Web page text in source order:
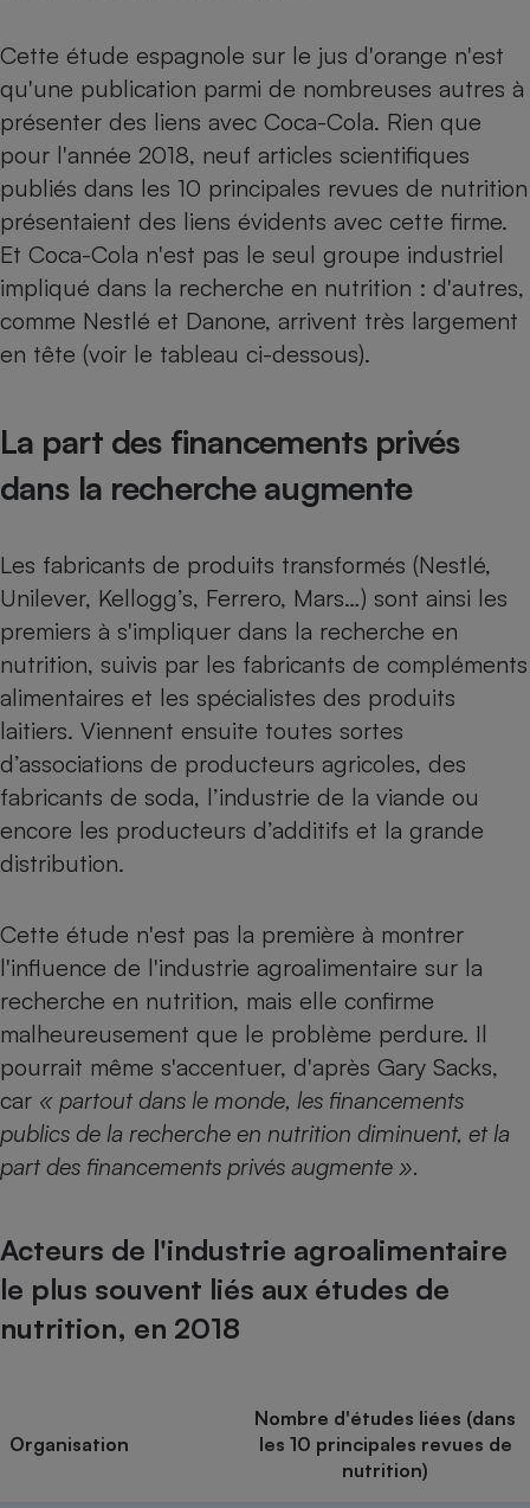
Cette étude espagnole sur le jus d'orange n'est
qu'une publication parmi de nombreuses autres à
présenter des liens avec Coca-Cola. Rien que
pour l'année 2018, neuf articles scientifiques
publiés dans les 10 principales revues de nutrition
présentaient des liens évidents avec cette firme.
Et Coca-Cola n'est pas le seul groupe industriel
impliqué dans la recherche en nutrition : d'autres,
comme Nestlé et Danone, arrivent très largement
en tête (voir le tableau ci-dessous).
La part des financements privés
dans la recherche augmente
Les fabricants de produits transformés (Nestlé,
Unilever, Kellogg’s, Ferrero, Mars…) sont ainsi les
premiers à s'impliquer dans la recherche en
nutrition, suivis par les fabricants de compléments
alimentaires et les spécialistes des produits
laitiers. Viennent ensuite toutes sortes
d’associations de producteurs agricoles, des
fabricants de soda, l’industrie de la viande ou
encore les producteurs d’additifs et la grande
distribution.
Cette étude n'est pas la première à montrer
l'influence de l'industrie agroalimentaire sur la
recherche en nutrition, mais elle confirme
malheureusement que le problème perdure. Il
pourrait même s'accentuer, d'après Gary Sacks,
car « partout dans le monde, les financements
publics de la recherche en nutrition diminuent, et la
part des financements privés augmente ».
Acteurs de l'industrie agroalimentaire
le plus souvent liés aux études de
nutrition, en 2018
Organisation
Nombre d'études liées (dans
les 10 principales revues de
nutrition)